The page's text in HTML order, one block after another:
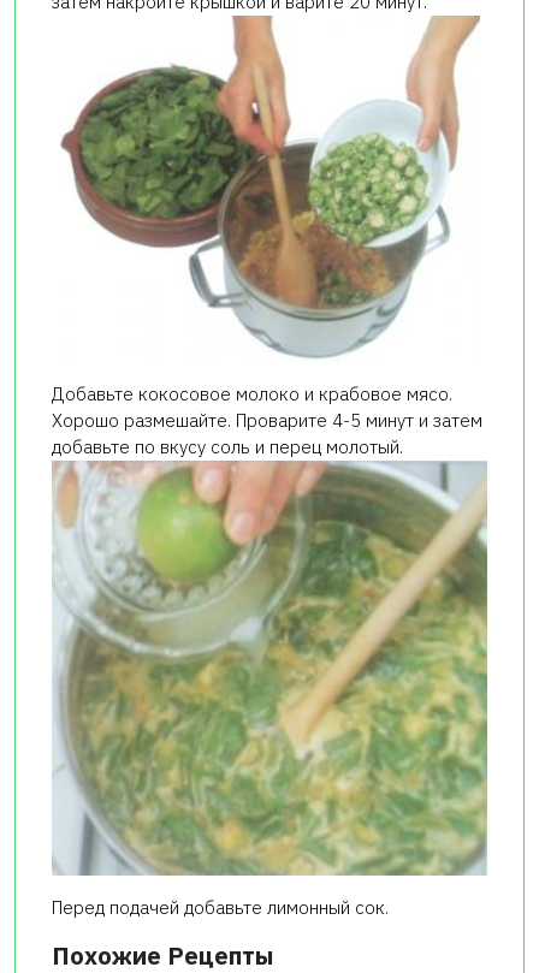
Добавьте кокосовое молоко и крабовое мясо.
Хорошо размешайте. Проварите 4-5 минут и затем
добавьте по вкусу соль и перец молотый.
Перед подачей добавьте лимонный сок.
Похожие Рецепты